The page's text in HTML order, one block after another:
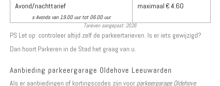
Avond/nachttarief
s Avonds van 19.00 uur tot 06.00 uur
maximaal € 4.60
Tarieven aangepast: 2026
PS Let op: controleer altijd zelf de parkeertarieven. Is er iets gewijzigd?
Dan hoort Parkeren in de Stad het graag van u.
Aanbieding parkeergarage Oldehove Leeuwarden
Als er aanbiedingen of kortingscodes zijn voor parkeergarage Oldehove